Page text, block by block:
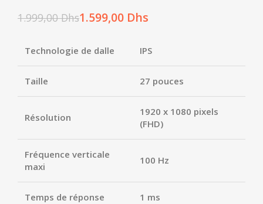
1.999,00Dhs1.599,00 Dhs
Technologie de dalle IPS
Taille 27 pouces
Résolution
1920 x 1080 pixels
(FHD)
Fréquence verticale
maxi
100 Hz
Temps de réponse 1 ms